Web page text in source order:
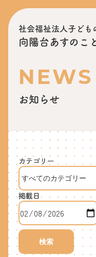
社会福祉法人子ども
向陽台あすのこ
NEWS
お知らせ
カテゴリー
掲載日
検索